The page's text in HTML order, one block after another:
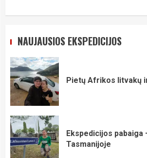
NAUJAUSIOS EKSPEDICIJOS
Pietų Afrikos litvakų
Ekspedicijos pabaiga
Tasmanijoje